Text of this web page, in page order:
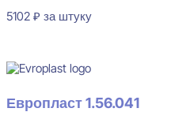
5102 ₽ за штуку
Европласт 1.56.041